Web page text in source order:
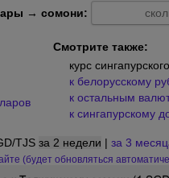
→ сомони:
Смотрите также:
курс
к белорусскому
к остальным
к сингапурскому
TJS за 2 недели | за 3
(будет обновляться